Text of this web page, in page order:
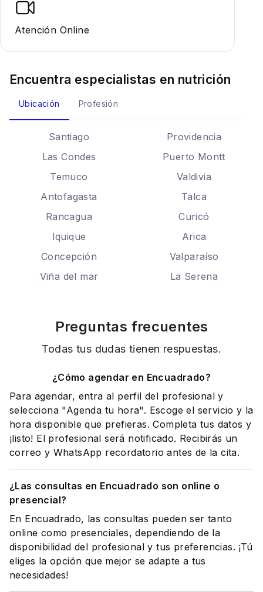
Atención Online
Encuentra especialistas en nutrición
Ubicación Profesión
Santiago
Providencia
Las Condes
Puerto Montt
Temuco
Valdivia
Antofagasta
Talca
Rancagua
Curicó
Iquique
Arica
Concepción
Valparaíso
Viña del mar
La Serena
Preguntas frecuentes
Todas tus dudas tienen respuestas.
¿Cómo agendar en Encuadrado?
Para agendar, entra al perfil del profesional y
selecciona "Agenda tu hora". Escoge el servicio y la
hora disponible que prefieras. Completa tus datos y
¡listo! El profesional será notificado. Recibirás un
correo y WhatsApp recordatorio antes de la cita.
¿Las consultas en Encuadrado son online o
presencial?
En Encuadrado, las consultas pueden ser tanto
online como presenciales, dependiendo de la
disponibilidad del profesional y tus preferencias. ¡Tú
eliges la opción que mejor se adapte a tus
necesidades!